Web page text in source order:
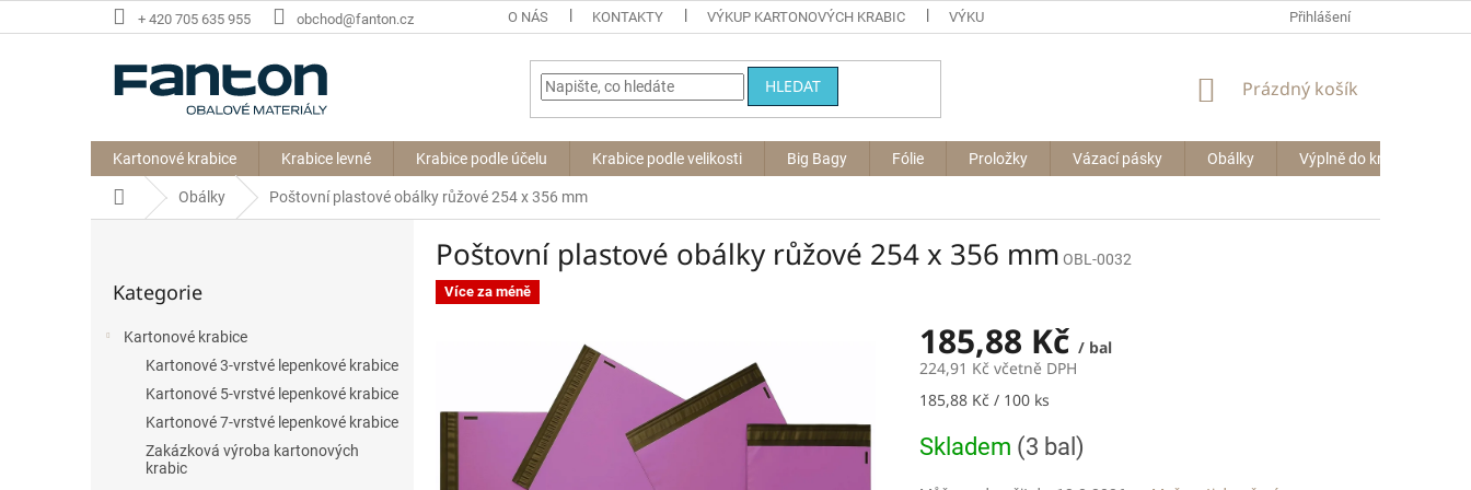
na
+ 420 705 635 955 obchod@fanton.cz O NÁS KONTAKTY VÝKUP KARTONOVÝCH KRABIC VÝKUP BIG BAGŮ Přihlášení
HLEDAT
NÁKUPNÍ
Prázdný košík
Kartonové krabice Krabice levné Krabice podle účelu Krabice podle velikosti Big Bagy Fólie Proložky Vázací pásky Obálky Výplně do krabic
Domů Obálky Poštovní plastové obálky růžové 254 x 356 mm
kategorie
Kategorie
Kartonové krabice
Kartonové 3-vrstvé lepenkové krabice
Kartonové 5-vrstvé lepenkové krabice
Kartonové 7-vrstvé lepenkové krabice
Zakázková výroba kartonových
krabic
Poštovní plastové obálky růžové 254 x 356 mm OBL-0032
Více za méně
185,88 Kč / bal
224,91 Kč včetně DPH
Měrná
185,88 Kč / 100 ks
Skladem (3 bal)